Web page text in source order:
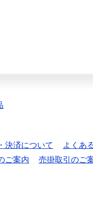
決済について
よくあ
ご案内 売掛取引のご